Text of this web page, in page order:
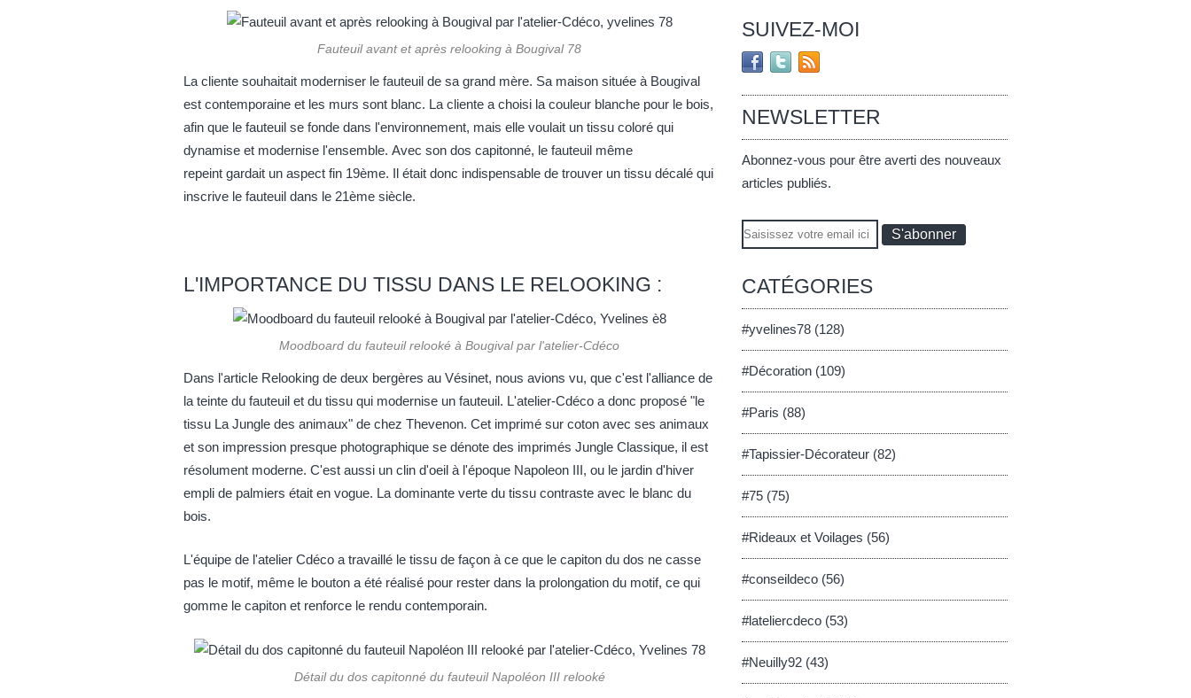
Fauteuil avant et après relooking à Bougival 78
La cliente souhaitait moderniser le fauteuil de sa grand mère. Sa maison située à Bougival
est contemporaine et les murs sont blanc. La cliente a choisi la couleur blanche pour le bois,
afin que le fauteuil se fonde dans l'environnement, mais elle voulait un tissu coloré qui
dynamise et modernise l'ensemble. Avec son dos capitonné, le fauteuil même
repeint gardait un aspect fin 19ème. Il était donc indispensable de trouver un tissu décalé qui
inscrive le fauteuil dans le 21ème siècle.
L'IMPORTANCE DU TISSU DANS LE RELOOKING :
Moodboard du fauteuil relooké à Bougival par l'atelier-Cdéco
Dans l'article Relooking de deux bergères au Vésinet, nous avions vu, que c'est l'alliance de
la teinte du fauteuil et du tissu qui modernise un fauteuil. L'atelier-Cdéco a donc proposé "le
tissu La Jungle des animaux" de chez Thevenon. Cet imprimé sur coton avec ses animaux
et son impression presque photographique se dénote des imprimés Jungle Classique, il est
résolument moderne. C'est aussi un clin d'oeil à l'époque Napoleon III, ou le jardin d'hiver
empli de palmiers était en vogue. La dominante verte du tissu contraste avec le blanc du
bois.
L'équipe de l'atelier Cdéco a travaillé le tissu de façon à ce que le capiton du dos ne casse
pas le motif, même le bouton a été réalisé pour rester dans la prolongation du motif, ce qui
gomme le capiton et renforce le rendu contemporain.
Détail du dos capitonné du fauteuil Napoléon III relooké
SUIVEZ-MOI
NEWSLETTER
Abonnez-vous pour être averti des nouveaux
articles publiés.
Email
CATÉGORIES
#yvelines78 (128)
#Décoration (109)
#Paris (88)
#Tapissier-Décorateur (82)
#75 (75)
#Rideaux et Voilages (56)
#conseildeco (56)
#lateliercdeco (53)
#Neuilly92 (43)